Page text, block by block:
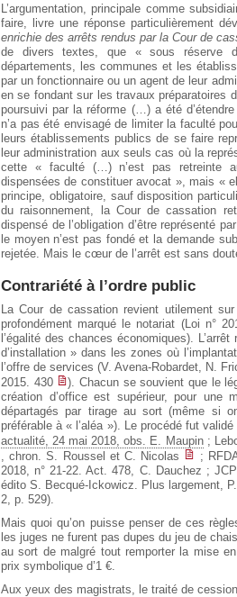
L’argumentation, principale comme
faire, livre une réponse particulièrement
enrichie des arrêts rendus par la Cour de
de divers textes, que « sous réserve
départements, les communes et les
par un fonctionnaire ou un agent de leur
en se fondant sur les travaux préparatoires
poursuivi par la réforme (…) a été
n’a pas été envisagé de limiter la faculté
leurs établissements publics de se faire
leur administration aux seuls cas où la
cette « faculté (…) n’est pas retreinte
dispensées de constituer avocat », mais «
principe, obligatoire, sauf disposition
du raisonnement, la Cour de cassation
dispensé de l’obligation d’être représenté
le moyen n’est pas fondé et la demande
rejetée. Mais le cœur de l’arrêt est sans
Contrariété à l’ordre public
La Cour de cassation revient utilement
profondément marqué le notariat (Loi n°
l’égalité des chances économiques).
d’installation » dans les zones où
l’offre de services (V. Avena-Robardet, N.
2015. 430
). Chacun se souvient que le
création d’office est supérieur, pour une
départagés par tirage au sort (même si
préférable à « l’aléa »). Le procédé fut
actualité, 24 mai 2018, obs. E. Maupin;
, chron. S. Roussel et C. Nicolas
;
2018, n° 21-22. Act. 478, C. Dauchez ;
édito S. Becqué-Ickowicz. Plus largement,
2, p. 529).
Mais quoi qu’on puisse penser de ces
les juges ne furent pas dupes du jeu de
au sort de malgré tout remporter la mise
prix symbolique d’1 €.
Aux yeux des magistrats, le traité de